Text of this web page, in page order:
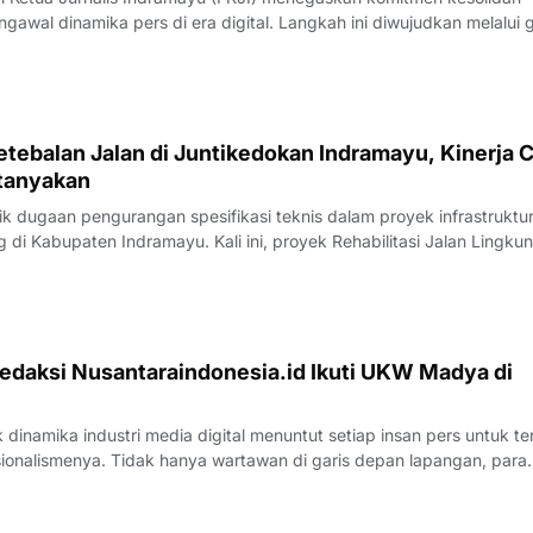
dinamika pers di era digital. Langkah ini diwujudkan melalui
bertempat di Rumah Makan Payoe, Jalan Olahraga, Indramayu,
Jalan di Juntikedokan Indramayu, Kinerja
dugaan pengurangan spesifikasi teknis dalam proyek
di Kabupaten Indramayu. Kali ini, proyek Rehabilitasi Jalan
Kecamatan Juntinyuat, berada di bawah sorotan tajam lantaran
Nusantaraindonesia.id Ikuti UKW Madya di
dinamika industri media digital menuntut setiap insan pers untuk
Tidak hanya wartawan di garis depan lapangan, para
merasa perlu kembali bercermin dan menguji kapasitas diri demi